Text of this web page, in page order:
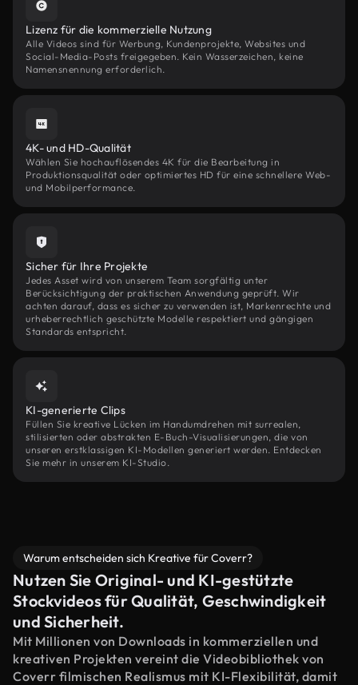
Lizenz für die kommerzielle Nutzung
Alle Videos sind für Werbung, Kundenprojekte, Websites und
Social-Media-Posts freigegeben. Kein Wasserzeichen, keine
Namensnennung erforderlich.
4K- und HD-Qualität
Wählen Sie hochauflösendes 4K für die Bearbeitung in
Produktionsqualität oder optimiertes HD für eine schnellere Web-
und Mobilperformance.
Sicher für Ihre Projekte
Jedes Asset wird von unserem Team sorgfältig unter
Berücksichtigung der praktischen Anwendung geprüft. Wir
achten darauf, dass es sicher zu verwenden ist, Markenrechte und
urheberrechtlich geschützte Modelle respektiert und gängigen
Standards entspricht.
KI-generierte Clips
Füllen Sie kreative Lücken im Handumdrehen mit surrealen,
stilisierten oder abstrakten E-Buch-Visualisierungen, die von
unseren erstklassigen KI-Modellen generiert werden. Entdecken
Sie mehr in unserem KI-Studio.
Warum entscheiden sich Kreative für Coverr?
Nutzen Sie Original- und KI-gestützte
Stockvideos für Qualität, Geschwindigkeit
und Sicherheit.
Mit Millionen von Downloads in kommerziellen und
kreativen Projekten vereint die Videobibliothek von
Coverr filmischen Realismus mit KI-Flexibilität, damit